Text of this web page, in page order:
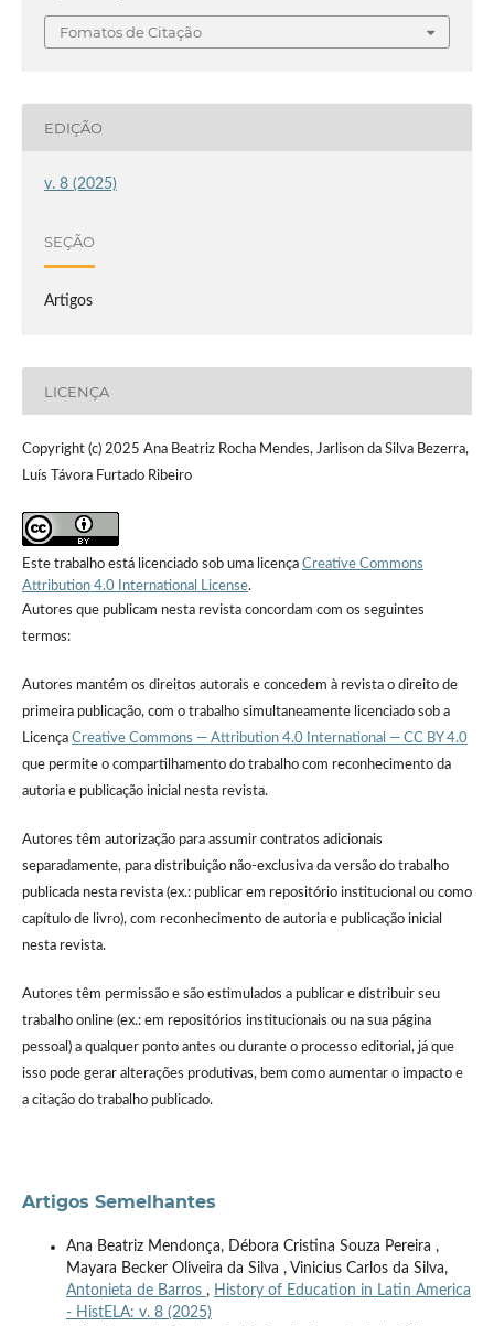
Fomatos de Citação
EDIÇÃO
v. 8 (2025)
SEÇÃO
Artigos
LICENÇA
Copyright (c) 2025 Ana Beatriz Rocha Mendes, Jarlison da Silva Bezerra,
Luís Távora Furtado Ribeiro
Este trabalho está licenciado sob uma licença Creative Commons
Attribution 4.0 International License.
Autores que publicam nesta revista concordam com os seguintes
termos:
Autores mantém os direitos autorais e concedem à revista o direito de
primeira publicação, com o trabalho simultaneamente licenciado sob a
Licença Creative Commons — Attribution 4.0 International — CC BY 4.0
que permite o compartilhamento do trabalho com reconhecimento da
autoria e publicação inicial nesta revista.
Autores têm autorização para assumir contratos adicionais
separadamente, para distribuição não-exclusiva da versão do trabalho
publicada nesta revista (ex.: publicar em repositório institucional ou como
capítulo de livro), com reconhecimento de autoria e publicação inicial
nesta revista.
Autores têm permissão e são estimulados a publicar e distribuir seu
trabalho online (ex.: em repositórios institucionais ou na sua página
pessoal) a qualquer ponto antes ou durante o processo editorial, já que
isso pode gerar alterações produtivas, bem como aumentar o impacto e
a citação do trabalho publicado.
Artigos Semelhantes
Ana Beatriz Mendonça, Débora Cristina Souza Pereira ,
Mayara Becker Oliveira da Silva , Vinicius Carlos da Silva,
Antonieta de Barros , History of Education in Latin America
- HistELA: v. 8 (2025)